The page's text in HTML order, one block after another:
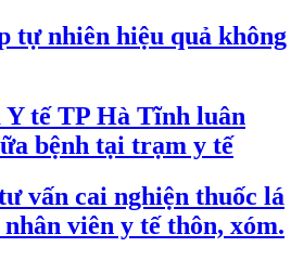
tự nhiên hiệu quả không
tế TP Hà Tĩnh luân
bệnh tại trạm y tế
vấn cai nghiện thuốc lá
viên y tế thôn, xóm.